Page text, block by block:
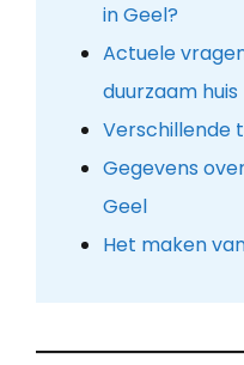
in Geel?
Actuele
duurzaam huis
Verschillende
Gegevens
Geel
Het maken